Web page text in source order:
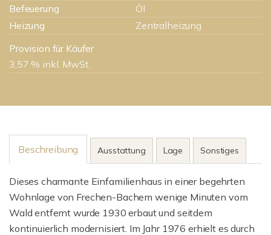
Befeuerung
Öl
Heizung
Zentralheizung
Provision für Käufer
3,57 % inkl. MwSt.
Beschreibung Ausstattung Lage Sonstiges
Dieses charmante Einfamilienhaus in einer begehrten
Wohnlage von Frechen-Bachem wenige Minuten vom
Wald entfernt wurde 1930 erbaut und seitdem
kontinuierlich modernisiert. Im Jahr 1976 erhielt es durch